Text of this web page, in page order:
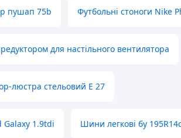
пушап 75b Футбольні стоноги Nike
для настільного вентилятора
люстра стельовий E 27
Galaxy 1.9tdi Шини легкові бу